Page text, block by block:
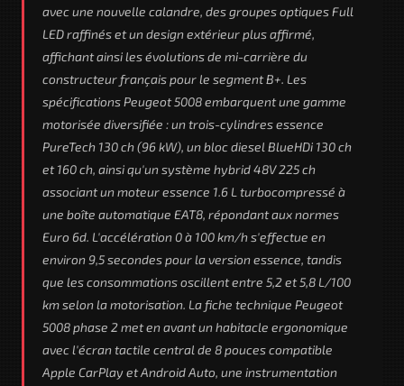
avec une nouvelle calandre, des groupes optiques Full
LED raffinés et un design extérieur plus affirmé,
affichant ainsi les évolutions de mi-carrière du
constructeur français pour le segment B+. Les
spécifications Peugeot 5008 embarquent une gamme
motorisée diversifiée : un trois-cylindres essence
PureTech 130 ch (96 kW), un bloc diesel BlueHDi 130 ch
et 160 ch, ainsi qu'un système hybrid 48V 225 ch
associant un moteur essence 1.6 L turbocompressé à
une boîte automatique EAT8, répondant aux normes
Euro 6d. L'accélération 0 à 100 km/h s'effectue en
environ 9,5 secondes pour la version essence, tandis
que les consommations oscillent entre 5,2 et 5,8 L/100
km selon la motorisation. La fiche technique Peugeot
5008 phase 2 met en avant un habitacle ergonomique
avec l'écran tactile central de 8 pouces compatible
Apple CarPlay et Android Auto, une instrumentation